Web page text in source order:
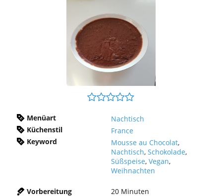
Menüart
Nachtisch
Küchenstil
France
Keyword
Mousse au Chocolat,
Nachtisch, Schokolade,
Süßspeise, Vegan,
Weihnachten
Vorbereitung 20 Minuten